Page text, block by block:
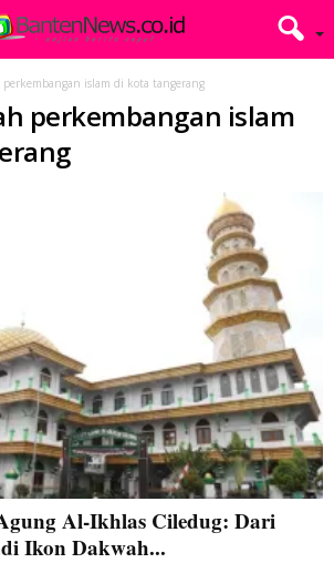
perkembangan islam di kota tangerang
perkembangan islam
Al-Ikhlas Ciledug: Dari
Ikon Dakwah...